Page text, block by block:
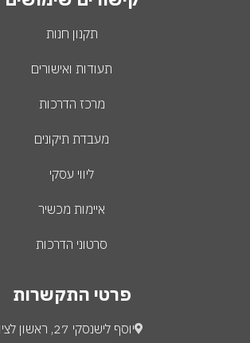
תקנון חנות
תעודות ואישורים
מרכז הדרכות
מעבדת תיקונים
ליווי עסקי
איימות מכשיר
סרטוני הדרכות
פרטי התקשרות
יוסף לישנסקי 27, ראשון לציון